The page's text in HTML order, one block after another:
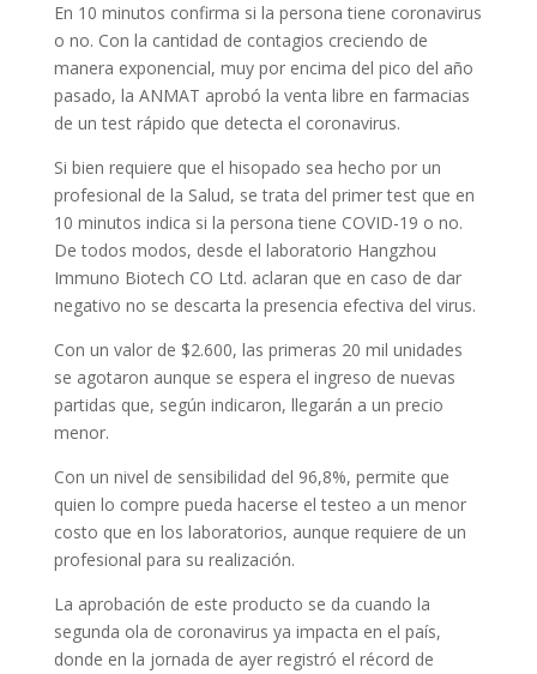
En 10 minutos confirma si la persona tiene coronavirus
o no. Con la cantidad de contagios creciendo de
manera exponencial, muy por encima del pico del año
pasado, la ANMAT aprobó la venta libre en farmacias
de un test rápido que detecta el coronavirus.
Si bien requiere que el hisopado sea hecho por un
profesional de la Salud, se trata del primer test que en
10 minutos indica si la persona tiene COVID-19 o no.
De todos modos, desde el laboratorio Hangzhou
Immuno Biotech CO Ltd. aclaran que en caso de dar
negativo no se descarta la presencia efectiva del virus.
Con un valor de $2.600, las primeras 20 mil unidades
se agotaron aunque se espera el ingreso de nuevas
partidas que, según indicaron, llegarán a un precio
menor.
Con un nivel de sensibilidad del 96,8%, permite que
quien lo compre pueda hacerse el testeo a un menor
costo que en los laboratorios, aunque requiere de un
profesional para su realización.
La aprobación de este producto se da cuando la
segunda ola de coronavirus ya impacta en el país,
donde en la jornada de ayer registró el récord de